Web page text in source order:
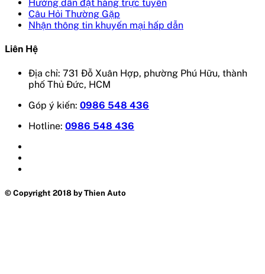
Hướng dẫn đặt hàng trực tuyến
Câu Hỏi Thường Gặp
Nhận thông tin khuyến mại hấp dẫn
Liên Hệ
Địa chỉ: 731 Đỗ Xuân Hợp, phường Phú Hữu, thành
phố Thủ Đức, HCM
Góp ý kiến: 0986 548 436
Hotline: 0986 548 436
© Copyright 2018 by Thien Auto